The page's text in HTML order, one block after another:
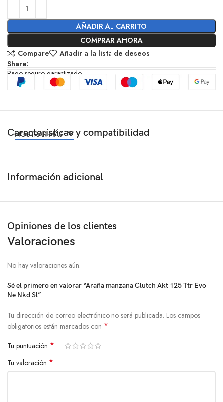
AÑADIR AL CARRITO
COMPRAR AHORA
Compare
Añadir a la lista de deseos
Share:
Pago seguro garantizado
Características y compatibilidad
MOSTRAR MÁS
Información adicional
Opiniones de los clientes
Valoraciones
No hay valoraciones aún.
Sé el primero en valorar “Araña manzana Clutch Akt 125 Ttr Evo
Ne Nkd Sl”
Tu dirección de correo electrónico no será publicada. Los campos
obligatorios están marcados con *
Tu puntuación *
Tu valoración *